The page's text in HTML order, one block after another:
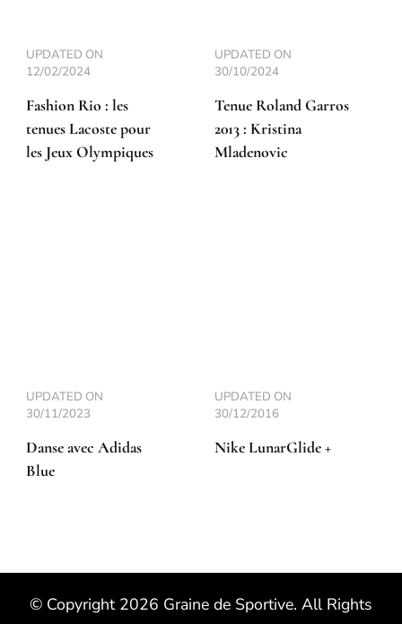
UPDATED ON
12/02/2024
Fashion Rio : les
tenues Lacoste pour
les Jeux Olympiques
UPDATED ON
30/10/2024
Tenue Roland Garros
2013 : Kristina
Mladenovic
UPDATED ON
30/11/2023
Danse avec Adidas
Blue
UPDATED ON
30/12/2016
Nike LunarGlide +
© Copyright 2026 Graine de Sportive. All Rights